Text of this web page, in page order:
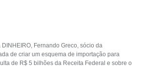
Fernando Greco, sócio da
de criar um esquema de importação para
de R$ 5 bilhões da Receita Federal e sobre o